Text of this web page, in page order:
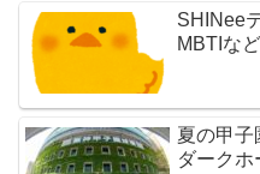
SHINee
MBTIな
夏の甲子
ダークホ